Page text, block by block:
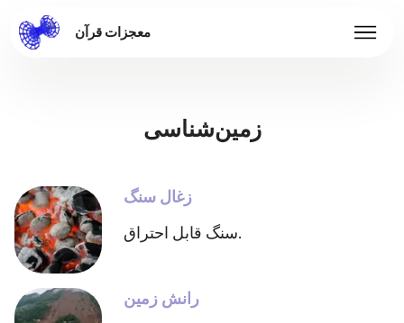
معجزات قرآن
زمین‌شناسی
زغال سنگ
سنگ قابل احتراق.
رانش زمین